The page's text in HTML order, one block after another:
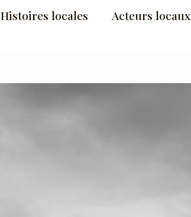
Histoires locales Acteurs locaux